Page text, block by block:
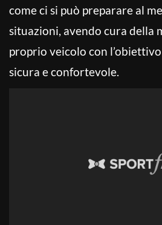
come ci si può preparare al
situazioni, avendo cura della
proprio veicolo con
sicura e confortevole.